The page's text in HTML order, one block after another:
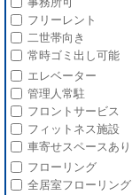
フリーレント
二世帯向き
常時ゴミ出し可能
エレベーター
管理人常駐
フロントサービス
フィットネス施設
車寄せスペースあり
フローリング
全居室フローリング